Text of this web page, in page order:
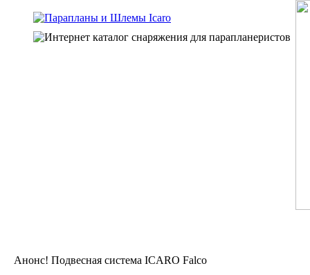
Анонс! Подвесная сиcтема ICARO Falco